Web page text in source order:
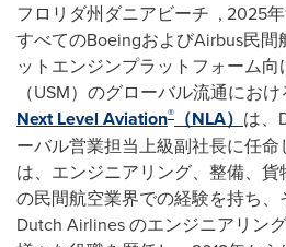
フロリダ州ダニアビーチ , 2025
すべてのBoeingおよびAirbus民間
ットエンジンプラットフォーム
（USM）のグローバル流通にお
Next Level Aviation® （NLA） は、
ーバル営業担当上級副社長に任
は、エンジニアリング、整備、
の民間航空業界での経験を持ち、
Dutch Airlines のエンジニアリン